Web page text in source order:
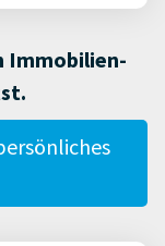
Immobilien-